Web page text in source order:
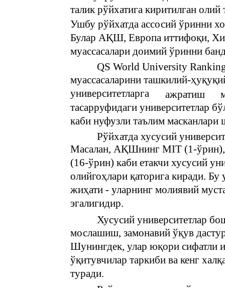
талик рўйхатига киритилган
Ушбу рўйхатда ассосий ўринни
Булар АҚШ, Европа иттифоқи,
муассасалари доимий ўринни
QS World University
муассасаларини ташкилий-
университетларга
ажратиш
тасарруфидаги университетлар
каби нуфузли таълим
Рўйхатда хусусий
Масалан, АҚШнинг MIT (1-ўрин),
(16-ўрин) каби етакчи хусусий
олийгоҳлари қаторига киради. Бу
жиҳати - уларнинг молиявий
эгалигидир.
Хусусий университетлар
мослашиш, замонавий ўқув
Шунингдек, улар юқори сифатли
ўқитувчилар таркиби ва кенг
туради.